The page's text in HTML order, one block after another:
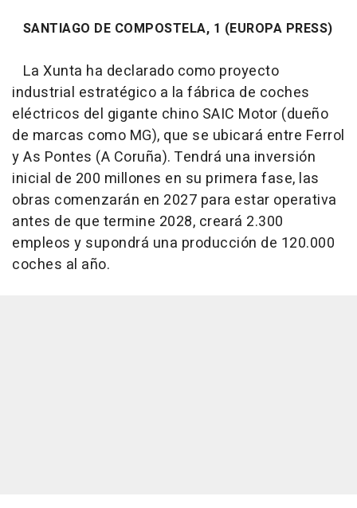
SANTIAGO DE COMPOSTELA, 1 (EUROPA PRESS)
La Xunta ha declarado como proyecto
industrial estratégico a la fábrica de coches
eléctricos del gigante chino SAIC Motor (dueño
de marcas como MG), que se ubicará entre Ferrol
y As Pontes (A Coruña). Tendrá una inversión
inicial de 200 millones en su primera fase, las
obras comenzarán en 2027 para estar operativa
antes de que termine 2028, creará 2.300
empleos y supondrá una producción de 120.000
coches al año.